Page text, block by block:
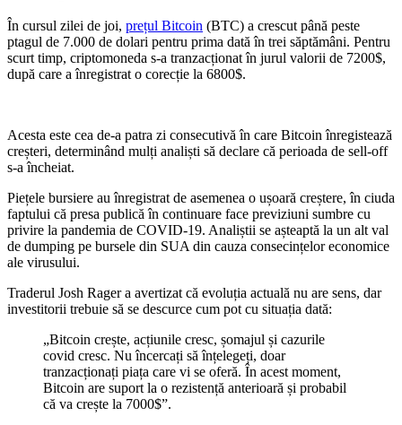
În cursul zilei de joi, prețul Bitcoin (BTC) a crescut până peste
ptagul de 7.000 de dolari pentru prima dată în trei săptămâni. Pentru
scurt timp, criptomoneda s-a tranzacționat în jurul valorii de 7200$,
după care a înregistrat o corecție la 6800$.
Acesta este cea de-a patra zi consecutivă în care Bitcoin înregistează
creșteri, determinând mulți analiști să declare că perioada de sell-off
s-a încheiat.
Piețele bursiere au înregistrat de asemenea o ușoară creștere, în ciuda
faptului că presa publică în continuare face previziuni sumbre cu
privire la pandemia de COVID-19. Analiștii se așteaptă la un alt val
de dumping pe bursele din SUA din cauza consecințelor economice
ale virusului.
Traderul Josh Rager a avertizat că evoluția actuală nu are sens, dar
investitorii trebuie să se descurce cum pot cu situația dată:
„Bitcoin crește, acțiunile cresc, șomajul și cazurile
covid cresc. Nu încercați să înțelegeți, doar
tranzacționați piața care vi se oferă. În acest moment,
Bitcoin are suport la o rezistență anterioară și probabil
că va crește la 7000$”.